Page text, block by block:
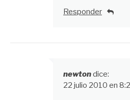
Responder
newtondice:
22 julio 2010 en